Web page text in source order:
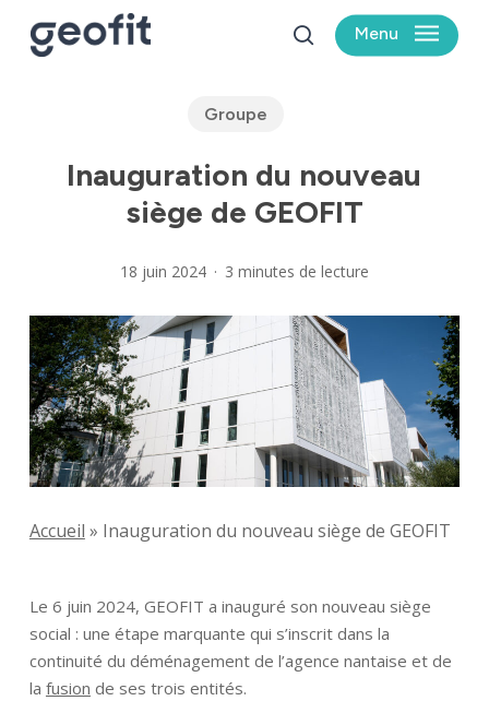
search
Menu
Groupe
Inauguration du nouveau
siège de GEOFIT
18 juin 2024 3 minutes de lecture
Accueil » Inauguration du nouveau siège de GEOFIT
Le 6 juin 2024, GEOFIT a inauguré son nouveau siège
social : une étape marquante qui s’inscrit dans la
continuité du déménagement de l’agence nantaise et de
la fusion de ses trois entités.